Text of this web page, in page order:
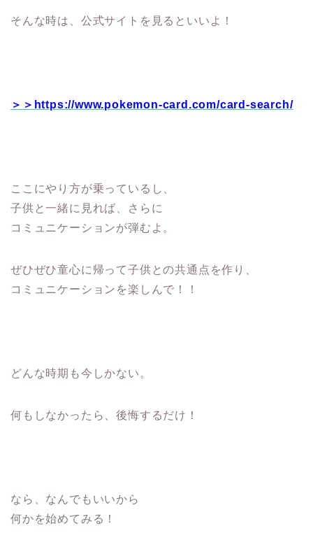
そんな時は、公式サイトを見るといいよ！
＞＞https://www.pokemon-card.com/card-search/
ここにやり方が乗っているし、
子供と一緒に見れば、さらに
コミュニケーションが弾むよ。
ぜひぜひ童心に帰って子供との共通点を作り、
コミュニケーションを楽しんで！！
どんな時期も今しかない。
何もしなかったら、後悔するだけ！
なら、なんでもいいから
何かを始めてみる！